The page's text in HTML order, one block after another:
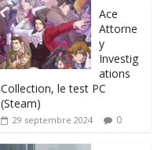
Ace
Attorne
y
Investig
ations
Collection, le test PC
(Steam)
29 septembre 2024 0